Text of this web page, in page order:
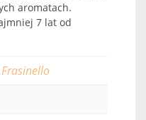
aromatach.
7 lat od